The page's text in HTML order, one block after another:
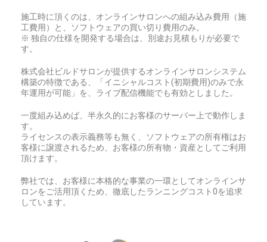
施工時に頂くのは、オンラインサロンへの組み込み費用（施
工費用）と、ソフトウェアの買い切り費用のみ。
※ 独自の仕様を開発する場合は、別途お見積もりが必要で
す。
株式会社ビルドサロンが提供するオンラインサロンシステム
構築の特徴である、「イニシャルコスト(初期費用)のみで永
年運用が可能」を、ライブ配信機能でも有効としました。
一度組み込めば、半永久的にお客様のサーバー上で動作しま
す。
ライセンスの表示義務等も無く、ソフトウェアの所有権はお
客様に譲渡されるため、お客様の所有物・資産としてご利用
頂けます。
弊社では、お客様に本格的な事業の一環としてオンラインサ
ロンをご活用頂くため、徹底したランニングコスト0を追求
しています。